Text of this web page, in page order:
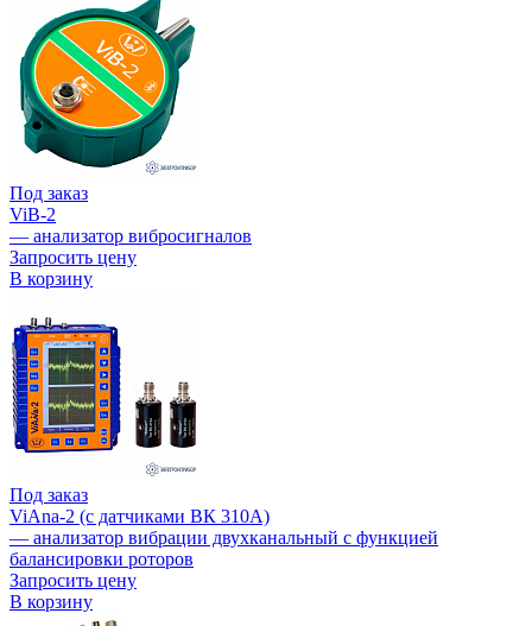
Под заказ
ViB-2
— анализатор вибросигналов
Запросить цену
В корзину
Под заказ
ViAna-2 (с датчиками ВК 310А)
— анализатор вибрации двухканальный с функцией
балансировки роторов
Запросить цену
В корзину